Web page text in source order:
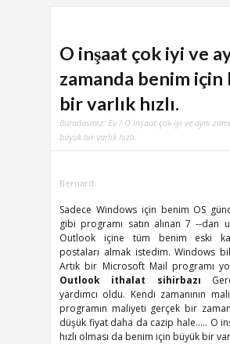
O inşaat çok iyi ve
zamanda benim
bir varlık hızlı.
Buradasınız: Ev / O inşaat çok iyi ve aynı
büyük bir varlık hızlı.
Bernard
Sadece Windows için benim OS
gibi programı satın alınan 7 --dan
Outlook içine tüm benim eski
postaları almak istedim. Windows
Artık bir Microsoft Mail programı
Outlook ithalat sihirbazı
yardımcı oldu. Kendi zamanının
programın maliyeti gerçek bir
düşük fiyat daha da cazip hale….. O
hızlı olması da benim için büyük bir